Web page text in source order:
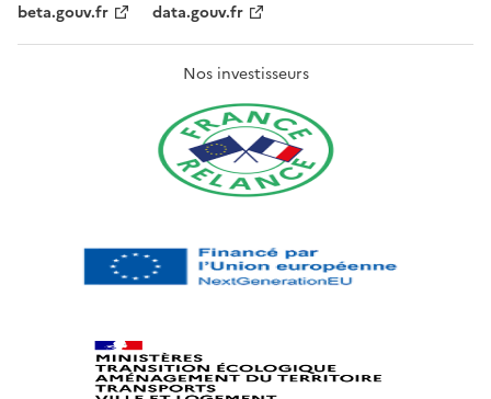
beta.gouv.fr
data.gouv.fr
Nos investisseurs